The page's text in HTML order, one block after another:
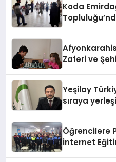
Koda
Zaferi ve
Yeşilay
sıraya
Öğrencilere
İnternet